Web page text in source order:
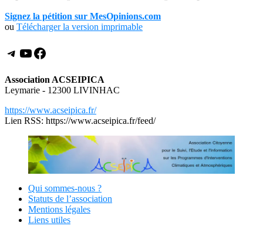
Signez la pétition sur MesOpinions.com
ou Télécharger la version imprimable
Telegram
YouTube
Facebook
Association ACSEIPICA
Leymarie - 12300 LIVINHAC
https://www.acseipica.fr/
Lien RSS: https://www.acseipica.fr/feed/
Qui sommes-nous ?
Statuts de l’association
Mentions légales
Liens utiles